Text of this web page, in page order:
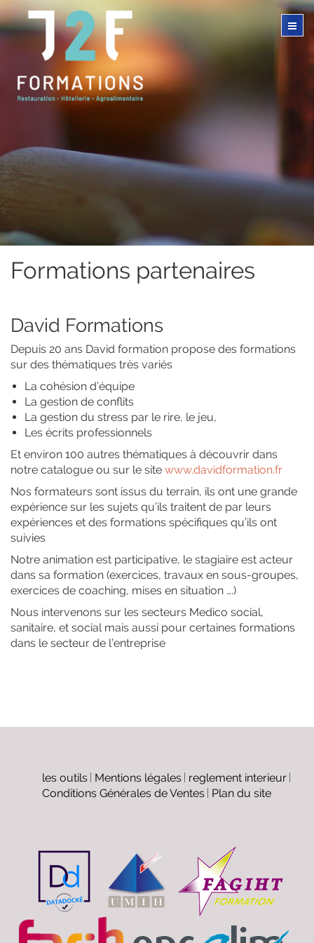
Formations partenaires
David Formations
Depuis 20 ans David formation propose des formations
sur des thématiques très variés
La cohésion d’équipe
La gestion de conflits
La gestion du stress par le rire, le jeu,
Les écrits professionnels
Et environ 100 autres thématiques à découvrir dans
notre catalogue ou sur le site www.davidformation.fr
Nos formateurs sont issus du terrain, ils ont une grande
expérience sur les sujets qu’ils traitent de par leurs
expériences et des formations spécifiques qu’ils ont
suivies
Notre animation est participative, le stagiaire est acteur
dans sa formation (exercices, travaux en sous-groupes,
exercices de coaching, mises en situation ….)
Nous intervenons sur les secteurs Medico social,
sanitaire, et social mais aussi pour certaines formations
dans le secteur de l’entreprise
les outils Mentions légales reglement interieur
Conditions Générales de Ventes Plan du site